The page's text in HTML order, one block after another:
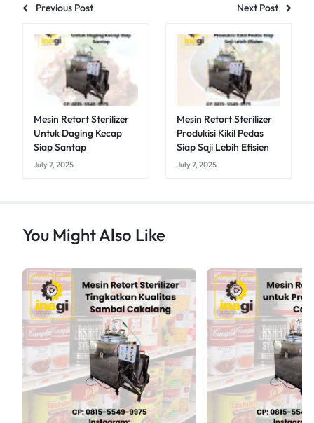
Previous Post Next Post
Mesin Retort Sterilizer
Untuk Daging Kecap
Siap Santap
July 7, 2025
Mesin Retort Sterilizer
Produkisi Kikil Pedas
Siap Saji Lebih Efisien
July 7, 2025
You Might Also Like